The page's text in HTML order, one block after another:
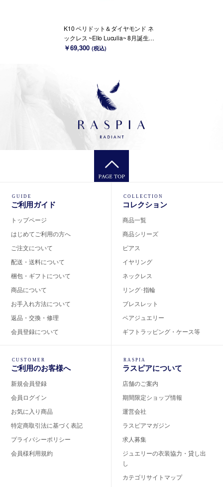
K10 ペリドット＆ダイヤモンド ネ
ックレス ~Ello Luculia~ 8月誕生石
(K18変更可能)
￥69,300(税込)
GUIDE
ご利用ガイド
トップページ
はじめてご利用の方へ
ご注文について
配送・送料について
梱包・ギフトについて
商品について
お手入れ方法について
返品・交換・修理
会員登録について
COLLECTION
コレクション
商品一覧
商品シリーズ
ピアス
イヤリング
ネックレス
リング･指輪
ブレスレット
ペアジュエリー
ギフトラッピング・ケース等
CUSTOMER
ご利用のお客様へ
新規会員登録
会員ログイン
お気に入り商品
特定商取引法に基づく表記
プライバシーポリシー
会員様利用規約
RASPIA
ラスピアについて
店舗のご案内
期間限定ショップ情報
運営会社
ラスピアマガジン
求人募集
ジュエリーの衣装協力・貸し出
し
カテゴリサイトマップ